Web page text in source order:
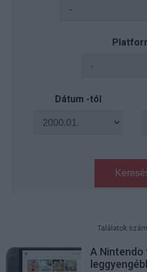
Dátum -tól
Találatok
A